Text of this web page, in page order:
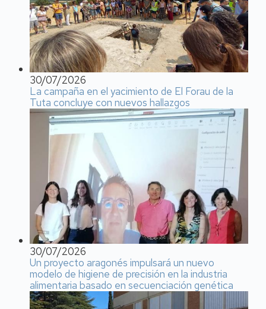
30/07/2026
La campaña en el yacimiento de El Forau de la
Tuta concluye con nuevos hallazgos
30/07/2026
Un proyecto aragonés impulsará un nuevo
modelo de higiene de precisión en la industria
alimentaria basado en secuenciación genética